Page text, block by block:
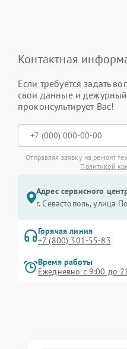
Контактная
Если требуется задать
свои данные и дежурный
проконсультирует Вас!
Отправляя заявку на ремонт
Политикой
Адрес сервисного
г. Севастополь, улица
Горячая линия
+7 (800) 301-55-83
Время работы
Ежедневно с 9:00 до